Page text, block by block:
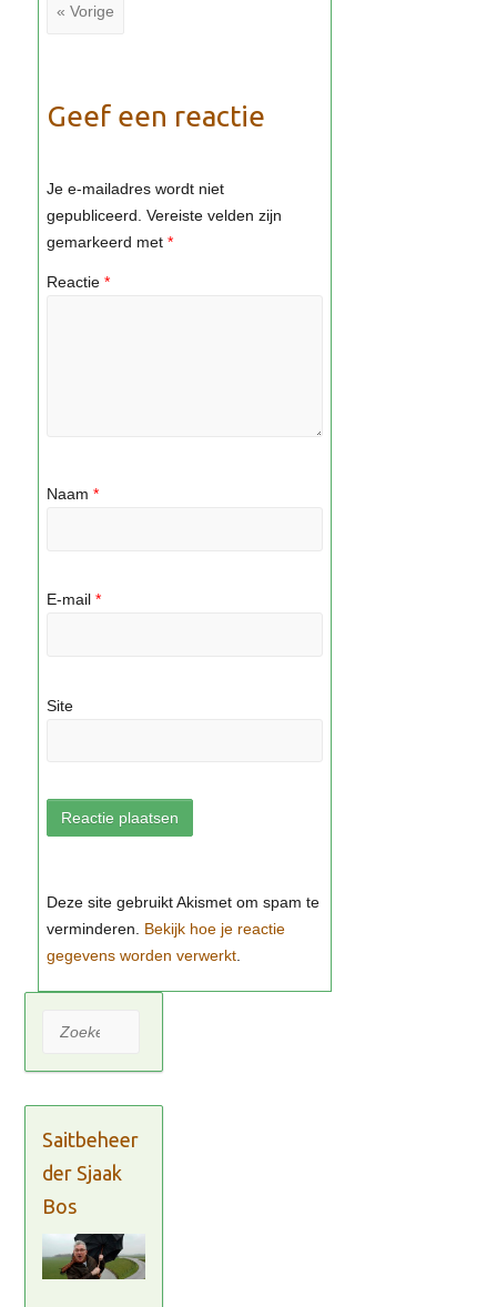
« Vorige
Geef een reactie
Je e-mailadres wordt niet
gepubliceerd. Vereiste velden zijn
gemarkeerd met *
Reactie *
Naam *
E-mail *
Site
Bekijk hoe je reactie
gegevens worden verwerkt
Zoeken
Saitbeheer
der Sjaak
Bos